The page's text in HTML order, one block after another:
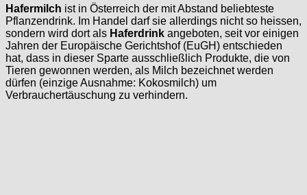
Hafermilch ist in Österreich der mit Abstand beliebteste
Pflanzendrink. Im Handel darf sie allerdings nicht so heissen,
sondern wird dort als Haferdrink angeboten, seit vor einigen
Jahren der Europäische Gerichtshof (EuGH) entschieden
hat, dass in dieser Sparte ausschließlich Produkte, die von
Tieren gewonnen werden, als Milch bezeichnet werden
dürfen (einzige Ausnahme: Kokosmilch) um
Verbrauchertäuschung zu verhindern.